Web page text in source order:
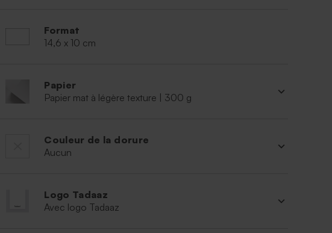
Format
14,6 x 10 cm
Papier
Papier mat à légère texture | 300 g
Couleur de la dorure
Aucun
Logo Tadaaz
Avec logo Tadaaz